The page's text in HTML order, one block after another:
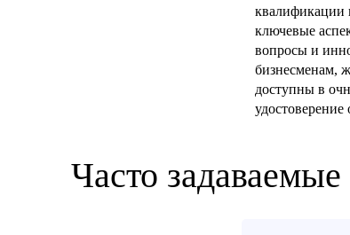
квалификации
ключевые
вопросы и
бизнесменам,
доступны в
Часто